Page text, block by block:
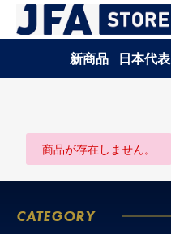
新商品 日本代表
商品が存在しません。
CATEGORY